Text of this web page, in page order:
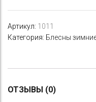
Артикул: 1011
Категория: Блесны
ОТЗЫВЫ (0)